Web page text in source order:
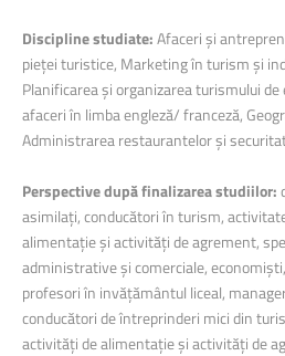
Discipline studiate:Afaceri şi
pieței turistice, Marketing în turism şi
Planificarea şi organizarea turismului
afaceri în limba engleză/ franceză,
Administrarea restaurantelor şi
Perspective după finalizarea studiilor:
asimilați, conducători în turism,
alimentație şi activități de agrement,
administrative şi comerciale,
profesori în invățământul liceal,
conducători de întreprinderi mici din
activități de alimentație şi activități de